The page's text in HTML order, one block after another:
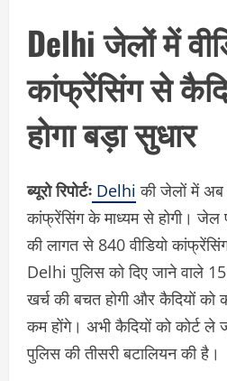
Delhi जेलों में
कांफ्रेंसिंग से
होगा बड़ा सुधार
ब्यूरो रिपोर्टः Delhi की जेलों में अब
कांफ्रेंसिंग के माध्यम से होगी।
की लागत से 840 वीडियो
Delhi पुलिस को दिए जाने वाले
खर्च की बचत होगी और कैदियों को
कम होंगे। अभी कैदियों को कोर्ट ले
पुलिस की तीसरी बटालियन की है।